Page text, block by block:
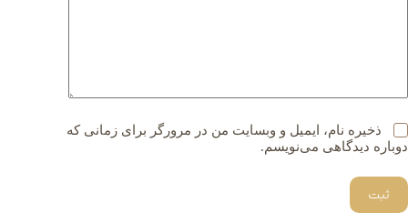
ذخیره نام، ایمیل و وبسایت من در مرورگر برای زمانی که
دوباره دیدگاهی می‌نویسم.
ثبت